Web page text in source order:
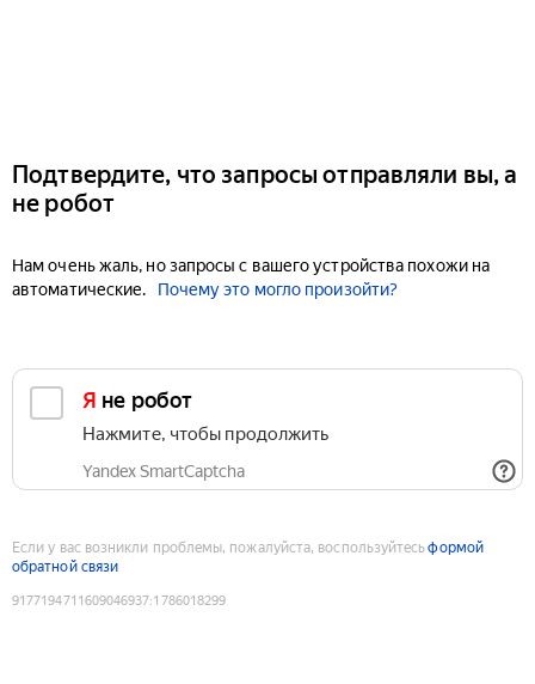
Подтвердите, что запросы отправляли вы, а
не робот
Нам очень жаль, но запросы с вашего устройства похожи на
автоматические.
Почему это могло произойти?
Я не робот
Нажмите, чтобы продолжить
Yandex SmartCaptcha
Если у вас возникли проблемы, пожалуйста, воспользуйтесьформой
обратной связи
9177194711609046937:1786018299